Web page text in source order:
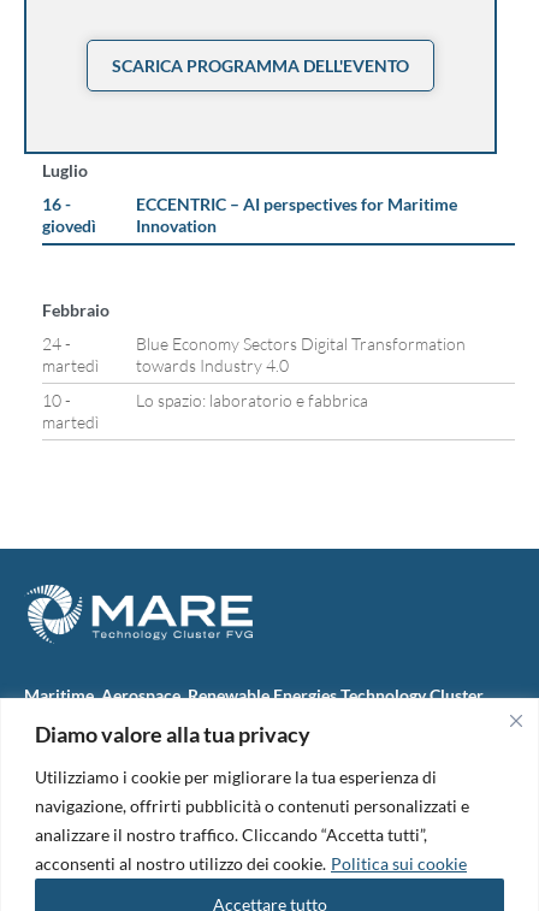
Diamo valore alla tua privacy
Utilizziamo i cookie per migliorare la tua esperienza di
navigazione, offrirti pubblicità o contenuti personalizzati e
analizzare il nostro traffico. Cliccando “Accetta tutti”,
acconsenti al nostro utilizzo dei cookie. Politica sui cookie
Accettare tutto
SCARICA PROGRAMMA DELL'EVENTO
Luglio
16 -
giovedì
ECCENTRIC – AI perspectives for Maritime
Innovation
Febbraio
24 -
martedì
Blue Economy Sectors Digital Transformation
towards Industry 4.0
10 -
martedì
Lo spazio: laboratorio e fabbrica
Maritime, Aerospace, Renewable Energies Technology Cluster
M.A.R.E. TC FVG S.c.ar.l.
34074 Monfalcone (Italy)
tel. +39 0481 723440
Codice Fiscale e Partita Iva: 01138620313
PEC:marefvg@legalmail.it
Codice univoco per i pagamenti: M5UXCR1